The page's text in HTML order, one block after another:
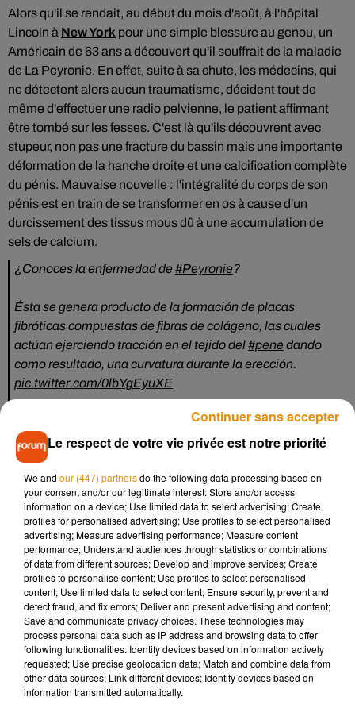
Alors qu'il se rendait, au début du mois d'août, à l'hôpital
Lincoln à New York pour une simple blessure au genou, un
Américain de 63 ans a découvert qu'il souffrait de la maladie
de La Peyronie. En effet, suite à sa chute, les médecins, qui
ne détectent alors aucun traumatisme, décident tout de
même d'effectuer une radio pelvienne, le patient affirmant
être tombé sur les fesses. C'est là qu'ils découvrent avec
stupeur, non pas une fracture du bassin mais une importante
déformation de la hanche droite et une calcification complète
du pénis. Mauvaise nouvelle : l'intégralité du corps de son
pénis est en train de se transformer en os à cause d'un
durcissement des tissus mous dû à une accumulation de
sels de calcium.
¿Conoces la enfermedad de#Peyronie?
Ésta se genera producto de la formación de placas
fibróticas compuestas de fibras de colágeno, las cuales
actúan ejerciendo tracción en el tejido del#penedando
como resultado, una curvatura durante la erección.
pic.twitter.com/0lbYgEyuXE
— Servicio de Urología Policlínico de Turmero
(@ServUrologico)
L'homme quitte l'hôpital contre l'avis
des médecins
Ce symptôme hors du commun est dû à une forme très rare
de la maladie de La Peyronie, qui n'avait alors pas encore été
décelée chez le patient."Une simple radiographie aux
rayons X a montré une ossification pénienne de la totalité du
corps du pénis qui pourrait être secondaire à la maladie de
La Peyronie", explique, de son côté, la revueUrology Case
Reportsdans un article à paraître en septembre. Dans sa
forme la plus courante, cette maladie s'apparente à une
fibrose touchant la verge des hommes. Celle-ci se déforme
alors, et l'homme souffre de douleurs érectiles. Selon
l'Association française d'urologie (AFU), la maladie de
Le respect de votre vie privée est notre priorité
We and our (447) partnersdo the following data processing based on
your consent and/or our legitimate interest: Store and/or access
information on a device; Use limited data to select advertising; Create
profiles for personalised advertising; Use profiles to select personalised
advertising; Measure advertising performance; Measure content
performance; Understand audiences through statistics or combinations
of data from different sources; Develop and improve services; Create
profiles to personalise content; Use profiles to select personalised
content; Use limited data to select content; Ensure security, prevent and
detect fraud, and fix errors; Deliver and present advertising and content;
Save and communicate privacy choices. These technologies may
process personal data such as IP address and browsing data to offer
following functionalities: Identify devices based on information actively
requested; Use precise geolocation data; Match and combine data from
other data sources; Link different devices; Identify devices based on
information transmitted automatically.
Continuer sans accepter